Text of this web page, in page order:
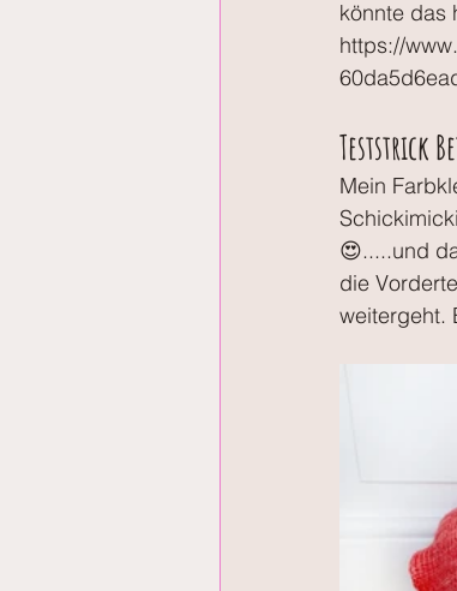
könnte das
https://
Teststrick
Mein
😍.....und
die
weitergeht.